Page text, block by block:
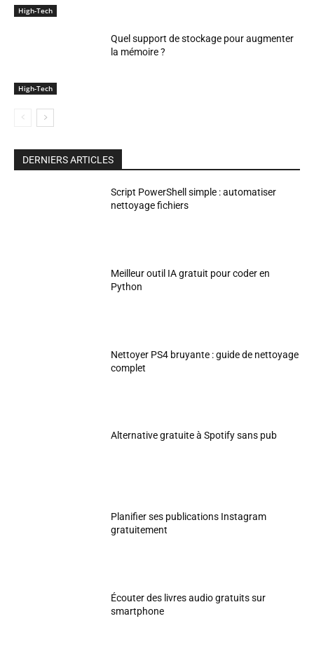
High-Tech
High-Tech
Quel support de stockage pour augmenter
la mémoire ?
DERNIERS ARTICLES
Script PowerShell simple : automatiser
nettoyage fichiers
Meilleur outil IA gratuit pour coder en
Python
Nettoyer PS4 bruyante : guide de nettoyage
complet
Alternative gratuite à Spotify sans pub
Planifier ses publications Instagram
gratuitement
Écouter des livres audio gratuits sur
smartphone